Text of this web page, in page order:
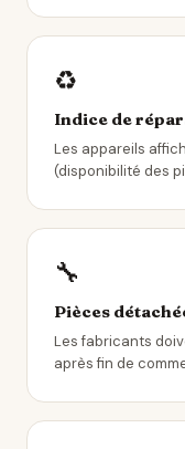
♻️
Indice de
Les appareils
(disponibilité des
🔧
Pièces
Les fabricants
après fin de